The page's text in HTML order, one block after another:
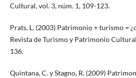
Cultural, vol. 3, núm. 1, 109-123.
Prats, L. (2003) Patrimonio + turismo =
Revista de Turismo y Patrimonio
136.
Quintana, C. y Stagno, R. (2009)